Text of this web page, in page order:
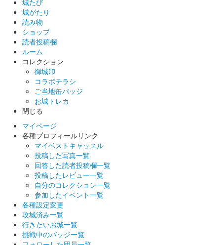
城がたり
読み物
ショップ
読者投稿欄
ルーム
コレクション
御城印
コラボチラシ
ご当地缶バッジ
お城トレカ
閉じる
マイページ
各種プロフィールリンク
マイベストキャッスル
投稿した写真一覧
回答した読者投稿欄一覧
投稿したレビュー一覧
自分のコレクション一覧
参加したイベント一覧
各種設定変更
攻城済み一覧
行きたいお城一覧
挑戦中のバッジ一覧